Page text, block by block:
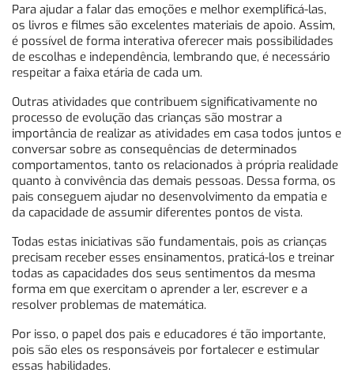
Para ajudar a falar das emoções e melhor exemplificá-las,
os livros e filmes são excelentes materiais de apoio. Assim,
é possível de forma interativa oferecer mais possibilidades
de escolhas e independência, lembrando que, é necessário
respeitar a faixa etária de cada um.
Outras atividades que contribuem significativamente no
processo de evolução das crianças são mostrar a
importância de realizar as atividades em casa todos juntos e
conversar sobre as consequências de determinados
comportamentos, tanto os relacionados à própria realidade
quanto à convivência das demais pessoas. Dessa forma, os
pais conseguem ajudar no desenvolvimento da empatia e
da capacidade de assumir diferentes pontos de vista.
Todas estas iniciativas são fundamentais, pois as crianças
precisam receber esses ensinamentos, praticá-los e treinar
todas as capacidades dos seus sentimentos da mesma
forma em que exercitam o aprender a ler, escrever e a
resolver problemas de matemática.
Por isso, o papel dos pais e educadores é tão importante,
pois são eles os responsáveis por fortalecer e estimular
essas habilidades.